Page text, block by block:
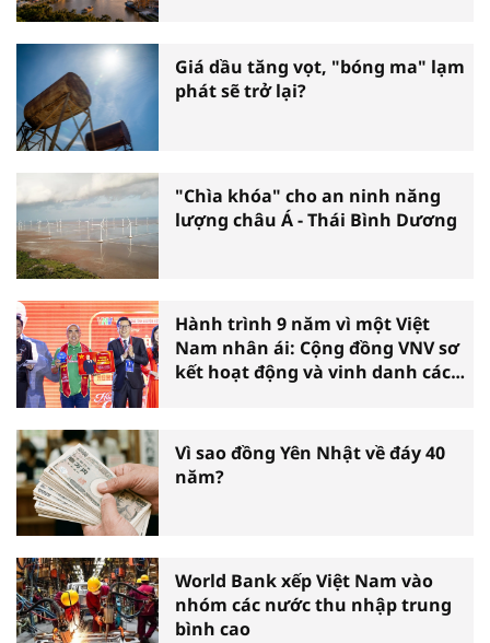
Giá dầu tăng vọt, "bóng ma" lạm
phát sẽ trở lại?
"Chìa khóa" cho an ninh năng
lượng châu Á - Thái Bình Dương
Hành trình 9 năm vì một Việt
Nam nhân ái: Cộng đồng VNV sơ
kết hoạt động và vinh danh các
Vì sao đồng Yên Nhật về đáy 40
năm?
World Bank xếp Việt Nam vào
nhóm các nước thu nhập trung
bình cao